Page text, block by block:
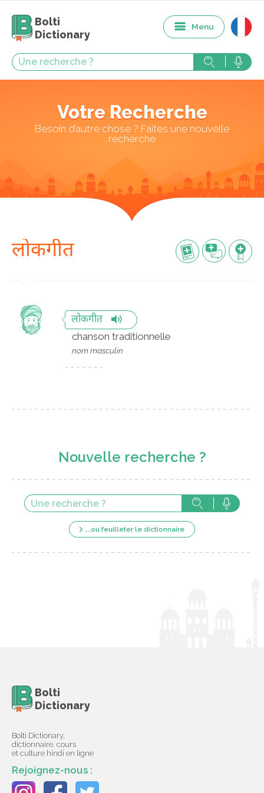
Bolti
Dictionary
Menu
Votre Recherche
Besoin d’autre chose ? Faites une nouvelle
recherche
लोकगीत
लोकगीत
chanson traditionnelle
nom masculin
Nouvelle recherche ?
...ou feuilleter le dictionnaire
Bolti
Dictionary
Bolti Dictionary,
dictionnaire, cours
et culture hindi en ligne
Rejoignez-nous :